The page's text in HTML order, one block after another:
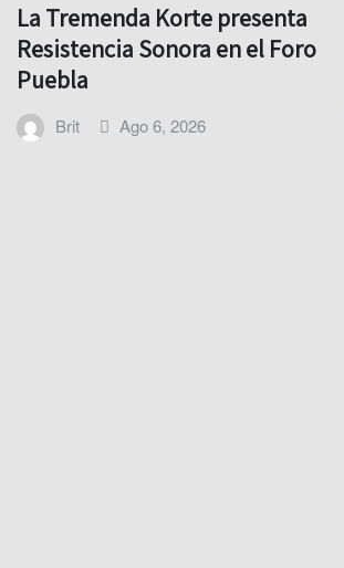
La Tremenda Korte presenta
Resistencia Sonora en el Foro
Puebla
Brit Ago 6, 2026